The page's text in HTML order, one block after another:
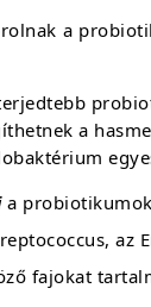
a
a
a
az
fajokat